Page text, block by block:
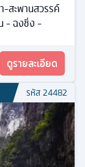
-สะพานสวรรค์
- ฉงชิ่ง -
ดูรายละเอียด
รหัส24482